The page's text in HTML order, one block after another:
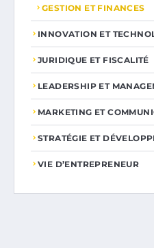
GESTION ET FINANCES
INNOVATION ET
JURIDIQUE ET FISCALITÉ
LEADERSHIP ET
MARKETING ET
STRATÉGIE ET
VIE D’ENTREPRENEUR